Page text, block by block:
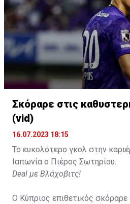
Σκόραρε στις
(vid)
16.07.2023 18:15
Το ευκολότερο γκολ στην
Ιαπωνία ο Πιέρος Σωτηρίου.
Deal με Βλάχοβιτς!
Ο Κύπριος επιθετικός